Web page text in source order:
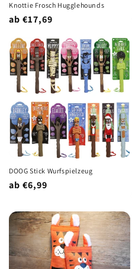
Knottie Frosch Hugglehounds
Normaler
ab €17,69
DOOG Stick Wurfspielzeug
Normaler
ab €6,99